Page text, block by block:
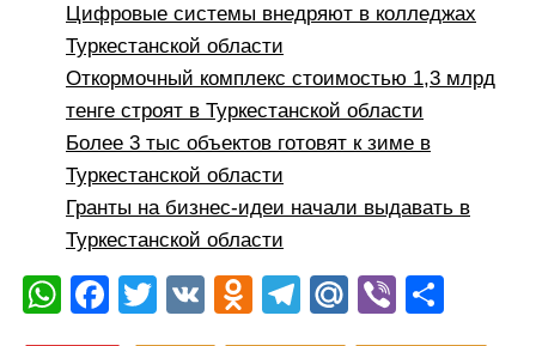
Цифровые системы внедряют в колледжах
Туркестанской области
Откормочный комплекс стоимостью 1,3 млрд
тенге строят в Туркестанской области
Более 3 тыс объектов готовят к зиме в
Туркестанской области
Гранты на бизнес-идеи начали выдавать в
Туркестанской области
W F
T
V
O
T
M Vi